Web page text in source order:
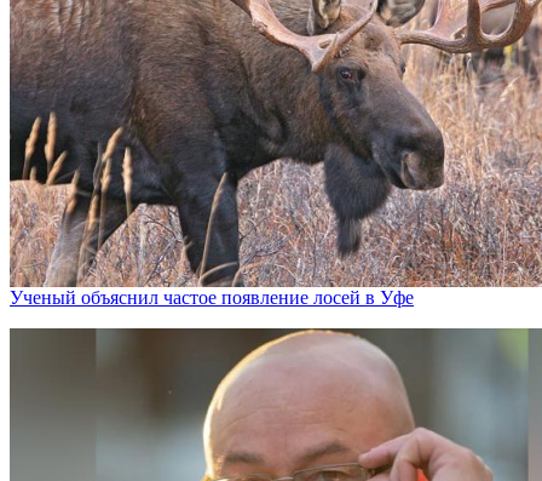
Ученый объяснил частое появление лосей в Уфе